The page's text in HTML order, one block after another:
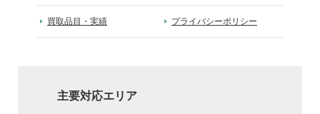
買取品目・実績 プライバシーポリシー
主要対応エリア